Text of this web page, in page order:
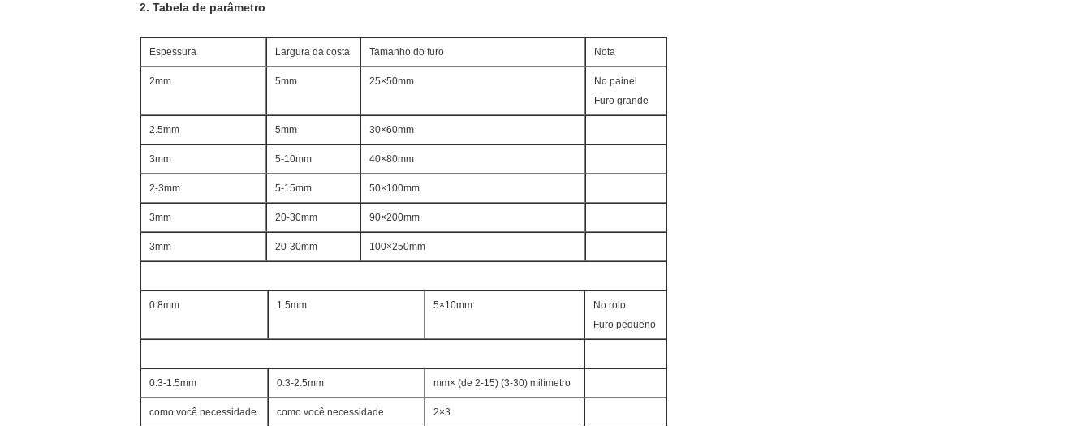
2. Tabela de parâmetro
Espessura Largura da costa Tamanho do furo Nota
2mm 5mm 25×50mm
No painel
Furo grande
2.5mm 5mm 30×60mm
3mm 5-10mm 40×80mm
2-3mm 5-15mm 50×100mm
3mm 20-30mm 90×200mm
3mm 20-30mm 100×250mm
0.8mm 1.5mm 5×10mm
No rolo
Furo pequeno
0.3-1.5mm 0.3-2.5mm mm× (de 2-15) (3-30) milímetro
como você necessidade como você necessidade 2×3